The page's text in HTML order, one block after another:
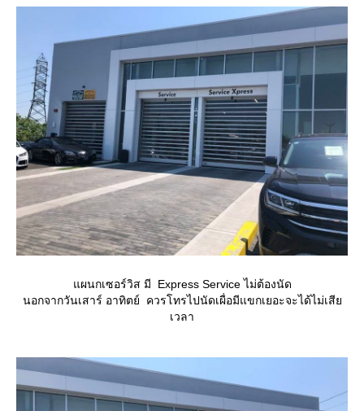
ผนกเซอร์วิส มี Express Service ไม่ต้องนัด
นอกจากวันเสาร์ อาทิตย์ ควรโทรไปนัดเผื่อมีแขกเยอะจะได้ไม่เสี
เวลา